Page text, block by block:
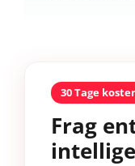
30 Tage
Frag